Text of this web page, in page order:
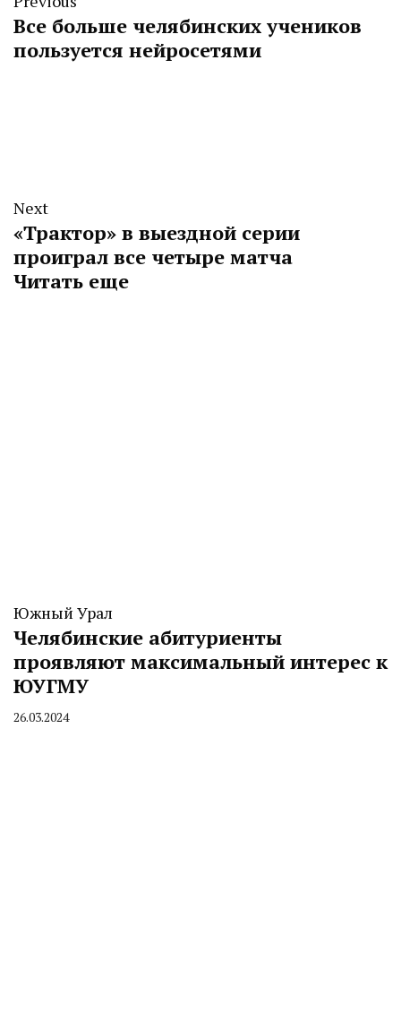
Все больше челябинских учеников
пользуется нейросетями
Next
«Трактор» в выездной серии
проиграл все четыре матча
Читать еще
Южный Урал
Челябинские абитуриенты
проявляют максимальный интерес к
ЮУГМУ
By
26.03.2024